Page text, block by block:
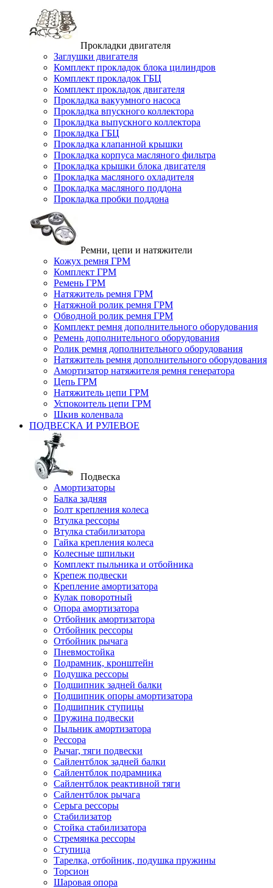
Прокладки двигателя
Заглушки двигателя
Комплект прокладок блока цилиндров
Комплект прокладок ГБЦ
Комплект прокладок двигателя
Прокладка вакуумного насоса
Прокладка впускного коллектора
Прокладка выпускного коллектора
Прокладка ГБЦ
Прокладка клапанной крышки
Прокладка корпуса масляного фильтра
Прокладка крышки блока двигателя
Прокладка масляного охладителя
Прокладка масляного поддона
Прокладка пробки поддона
Ремни, цепи и натяжители
Кожух ремня ГРМ
Комплект ГРМ
Ремень ГРМ
Натяжитель ремня ГРМ
Натяжной ролик ремня ГРМ
Обводной ролик ремня ГРМ
Комплект ремня дополнительного оборудования
Ремень дополнительного оборудования
Ролик ремня дополнительного оборудования
Натяжитель ремня дополнительного оборудования
Амортизатор натяжителя ремня генератора
Цепь ГРМ
Натяжитель цепи ГРМ
Успокоитель цепи ГРМ
Шкив коленвала
ПОДВЕСКА И РУЛЕВОЕ
Подвеска
Амортизаторы
Балка задняя
Болт крепления колеса
Втулка рессоры
Втулка стабилизатора
Гайка крепления колеса
Колесные шпильки
Комплект пыльника и отбойника
Крепеж подвески
Крепление амортизатора
Кулак поворотный
Опора амортизатора
Отбойник амортизатора
Отбойник рессоры
Отбойник рычага
Пневмостойка
Подрамник, кронштейн
Подушка рессоры
Подшипник задней балки
Подшипник опоры амортизатора
Подшипник ступицы
Пружина подвески
Пыльник амортизатора
Рессора
Рычаг, тяги подвески
Сайлентблок задней балки
Сайлентблок подрамника
Сайлентблок реактивной тяги
Сайлентблок рычага
Серьга рессоры
Стабилизатор
Стойка стабилизатора
Стремянка рессоры
Ступица
Тарелка, отбойник, подушка пружины
Торсион
Шаровая опора